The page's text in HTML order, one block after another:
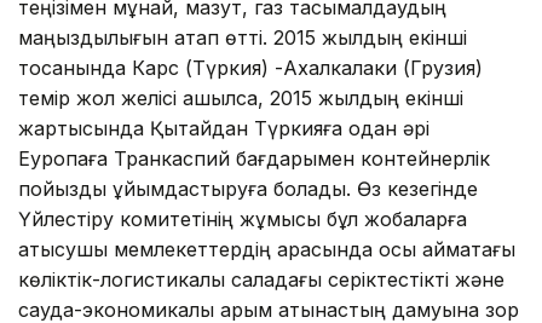
теңізімен мұнай, мазут, газ тасымалдаудың
маңыздылығын атап өтті. 2015 жылдың екінші
тоқсанында Карс (Түркия) -Ахалкалаки (Грузия)
темір жол желісі ашылса, 2015 жылдың екінші
жартысында Қытайдан Түркияға одан әрі
Еуропаға Транкаспий бағдарымен контейнерлік
пойызды ұйымдастыруға болады. Өз кезегінде
Үйлестіру комитетінің жұмысы бұл жобаларға
қатысушы мемлекеттердің арасында осы аймақтағы
көліктік-логистикалық саладағы серіктестікті және
сауда-экономикалық қарым қатынастың дамуына зор